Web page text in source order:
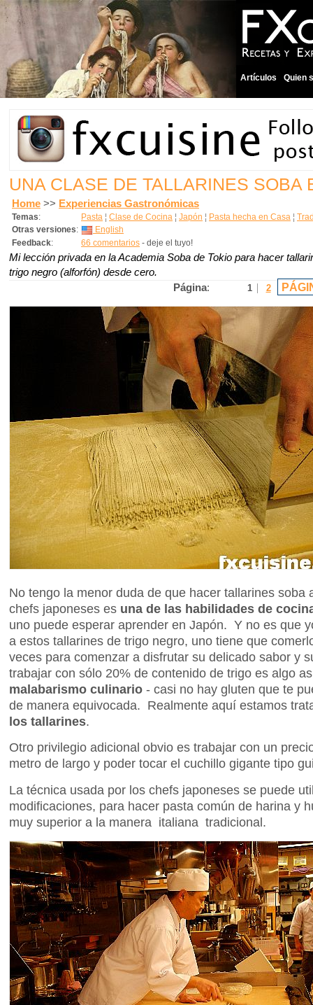
Artículos Quien
UNA CLASE DE TALLARINES SOBA
Home >> Experiencias Gastronómicas
Temas: Pasta ¦ Clase de Cocina ¦ Japón ¦ Pasta hecha en Casa ¦
Otras versiones:
English
Feedback: 66 comentarios - deje el tuyo!
Mi lección privada en la Academia Soba de Tokio para hacer
trigo negro (alforfón) desde cero.
Página: 1 2
No tengo la menor duda de que hacer tallarines soba
chefs japoneses es una de las habilidades de
uno puede esperar aprender en Japón. Y no es que
a estos tallarines de trigo negro, uno tiene que
veces para comenzar a disfrutar su delicado sabor y
trabajar con sólo 20% de contenido de trigo es algo
malabarismo culinario - casi no hay gluten que te
de manera equivocada. Realmente aquí estamos
los tallarines.
Otro privilegio adicional obvio es trabajar con un
metro de largo y poder tocar el cuchillo gigante tipo
La técnica usada por los chefs japoneses se puede
modificaciones, para hacer pasta común de harina y
muy superior a la manera italiana tradicional.